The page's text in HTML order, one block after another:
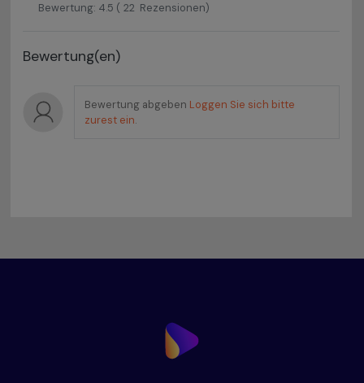
Bewertung: 4.5 ( 22 Rezensionen)
Bewertung(en)
Bewertung abgeben Loggen Sie sich bitte
zurest ein.